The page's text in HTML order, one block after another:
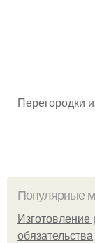
Перегородки
Популярные
обязательства